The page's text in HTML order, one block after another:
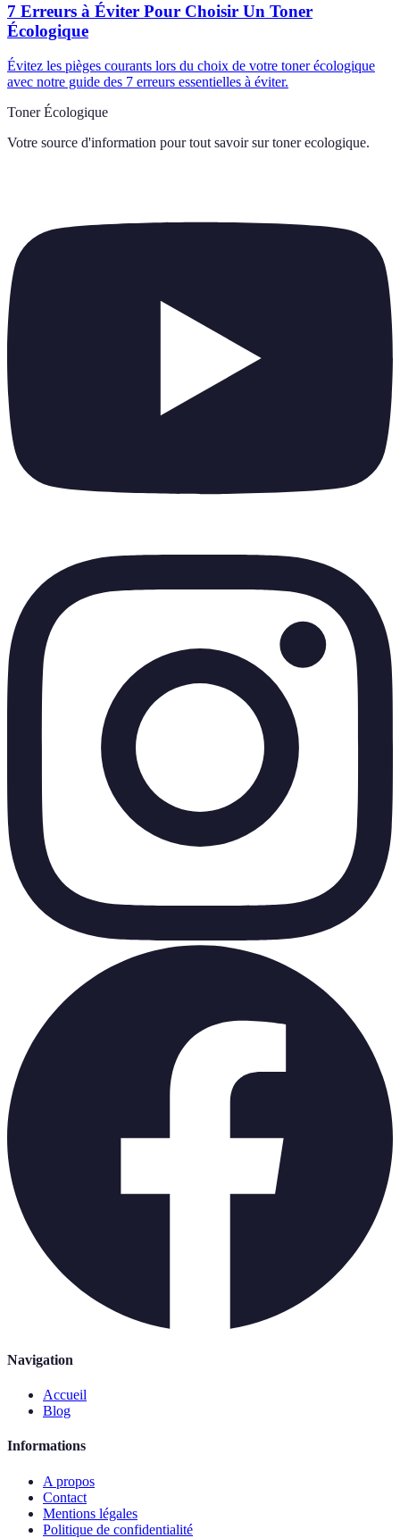
7 Erreurs à Éviter Pour Choisir Un Toner
Écologique
Évitez les pièges courants lors du choix de votre toner écologique
avec notre guide des 7 erreurs essentielles à éviter.
Toner Écologique
Votre source d'information pour tout savoir sur toner ecologique.
Navigation
Accueil
Blog
Informations
A propos
Contact
Mentions légales
Politique de confidentialité